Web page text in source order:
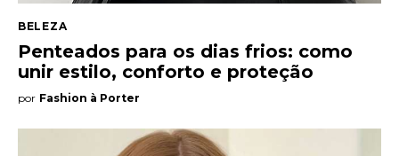
BELEZA
Penteados para os dias frios: como
unir estilo, conforto e proteção
por Fashion à Porter